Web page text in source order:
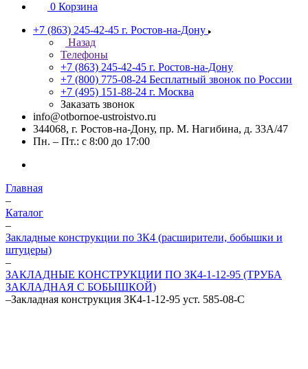
0 Корзина
+7 (863) 245-42-45 г. Ростов-на-Дону
Назад
Телефоны
+7 (863) 245-42-45 г. Ростов-на-Дону
+7 (800) 775-08-24 Бесплатный звонок по России
+7 (495) 151-88-24 г. Москва
Заказать звонок
info@otbornoe-ustroistvo.ru
344068, г. Ростов-на-Дону, пр. М. Нагибина, д. 33А/47
Пн. – Пт.: с 8:00 до 17:00
Главная
–
Каталог
–
Закладные конструкции по ЗК4 (расширители, бобышки и
штуцеры)
–
ЗАКЛАДНЫЕ КОНСТРУКЦИИ ПО ЗК4-1-12-95 (ТРУБА
ЗАКЛАДНАЯ С БОБЫШКОЙ)
–Закладная конструкция ЗК4-1-12-95 уст. 585-08-С